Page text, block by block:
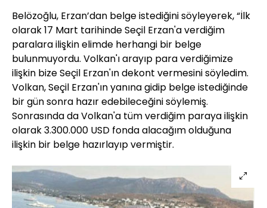
Belözoğlu, Erzan’dan belge istediğini söyleyerek, “İlk
olarak 17 Mart tarihinde Seçil Erzan'a verdiğim
paralara ilişkin elimde herhangi bir belge
bulunmuyordu. Volkan'ı arayıp para verdiğimize
ilişkin bize Seçil Erzan'ın dekont vermesini söyledim.
Volkan, Seçil Erzan'ın yanına gidip belge istediğinde
bir gün sonra hazır edebileceğini söylemiş.
Sonrasında da Volkan'a tüm verdiğim paraya ilişkin
olarak 3.300.000 USD fonda alacağım olduğuna
ilişkin bir belge hazırlayıp vermiştir.